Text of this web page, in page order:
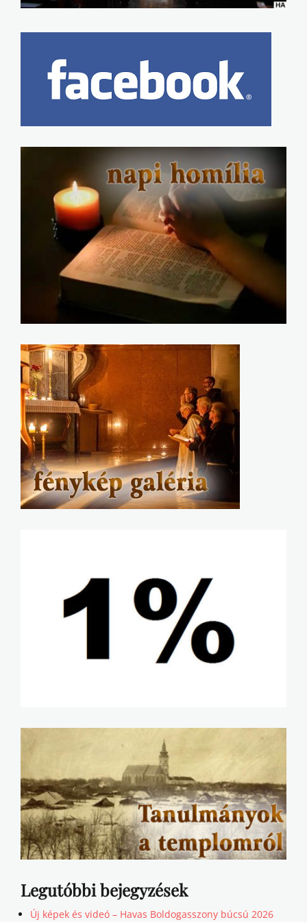
Legutóbbi bejegyzések
Új képek és videó – Havas Boldogasszony búcsú 2026